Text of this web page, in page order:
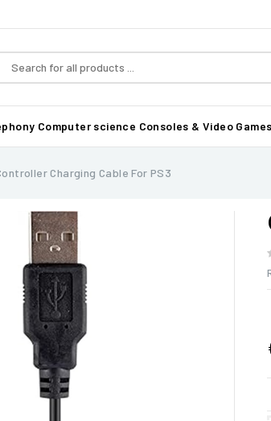
Computer science Consoles & Video Games
Charging Cable For PS3